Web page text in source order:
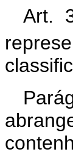
Art.